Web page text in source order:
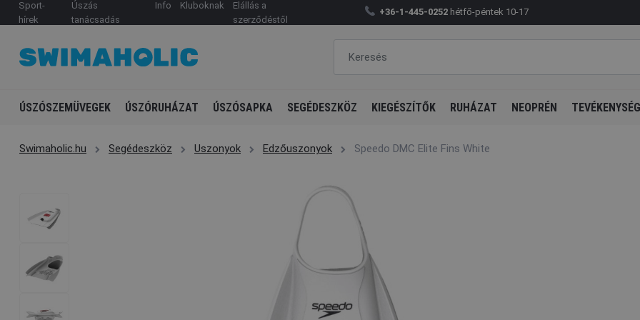
Sport-
hírek
Úszás
tanácsadás
Info Kluboknak
Elállás a
szerződéstől
+36-1-445-0252 hétfő-péntek 10-17
ÚSZÓSZEMÜVEGEK ÚSZÓRUHÁZAT ÚSZÓSAPKA SEGÉDESZKÖZ KIEGÉSZÍTŐK RUHÁZAT NEOPRÉN
Swimaholic.hu Segédeszköz Uszonyok Edzőuszonyok Speedo DMC Elite Fins White